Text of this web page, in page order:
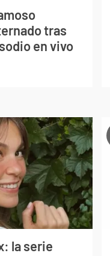
tras
en vivo
la serie